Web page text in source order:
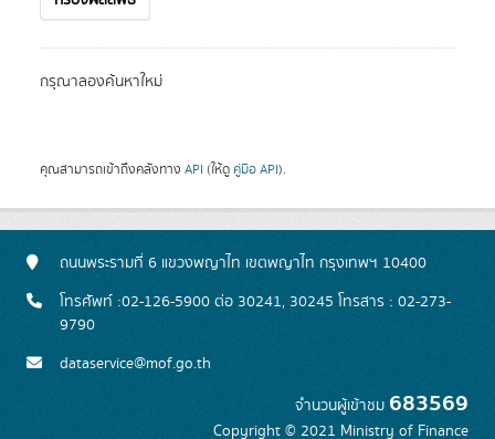
กรุณาลองค้นหาใหม่
คุณสามารถเข้าถึงคลังทาง API (ให้ดู คู่มือ API).
ถนนพระรามที่ 6 แขวงพญาไท เขตพญาไท กรุงเทพฯ 10400
โทรศัพท์ :02-126-5900 ต่อ 30241, 30245 โทรสาร : 02-273-
9790
dataservice@mof.go.th
จำนวนผู้เข้าชม 683569
Copyright © 2021 Ministry of Finance